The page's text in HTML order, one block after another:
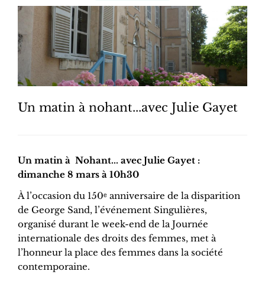
Un matin à nohant...avec Julie Gayet
Un matin à Nohant... avec Julie Gayet :
dimanche 8 mars à 10h30
À l’occasion du 150ᵉ anniversaire de la disparition
de George Sand, l’événement Singulières,
organisé durant le week-end de la Journée
internationale des droits des femmes, met à
l’honneur la place des femmes dans la société
contemporaine.